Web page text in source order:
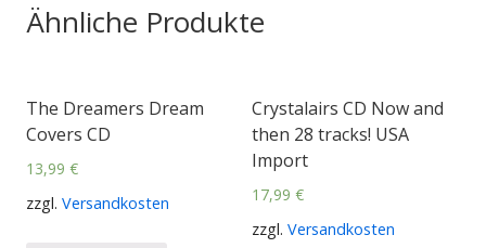
Ähnliche Produkte
The Dreamers Dream
Covers CD
13,99 €
zzgl. Versandkosten
Crystalairs CD Now and
then 28 tracks! USA
Import
17,99 €
zzgl. Versandkosten